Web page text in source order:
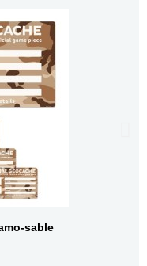
sable